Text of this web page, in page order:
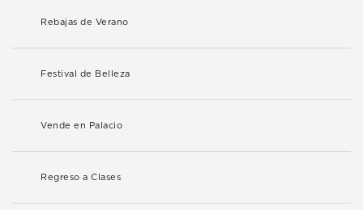
Rebajas de Verano
Festival de Belleza
Vende en Palacio
Regreso a Clases